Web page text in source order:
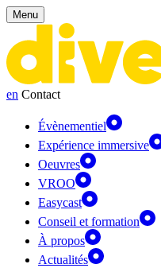
Panneau de gestion des cookies
Menu
en Contact
Évènementiel
Expérience immersive
Oeuvres
VROO
Easycast
Conseil et formation
À propos
Actualités